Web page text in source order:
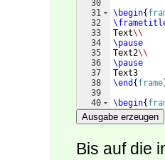
30
31
32
33
34
35
36
37
38
39
40
41
\begin{
Text\\
\pause
Text2\\
\pause
Text3
\end { frame
\begin{
\frametitle
Ausgabe erzeugen
Bis auf die